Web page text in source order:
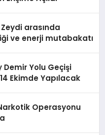
arasında
ve enerji mutabakatı
Demir Yolu Geçişi
Ekimde Yapılacak
Operasyonu